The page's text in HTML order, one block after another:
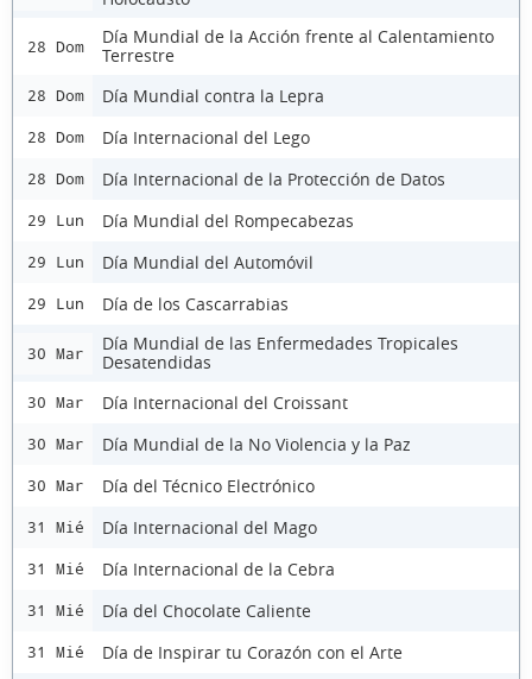
28 Dom
Día Mundial de la Acción frente al Calentamiento
Terrestre
28 Dom Día Mundial contra la Lepra
28 Dom Día Internacional del Lego
28 Dom Día Internacional de la Protección de Datos
29 Lun Día Mundial del Rompecabezas
29 Lun Día Mundial del Automóvil
29 Lun Día de los Cascarrabias
30 Mar
Día Mundial de las Enfermedades Tropicales
Desatendidas
30 Mar Día Internacional del Croissant
30 Mar Día Mundial de la No Violencia y la Paz
30 Mar Día del Técnico Electrónico
31 Mié Día Internacional del Mago
31 Mié Día Internacional de la Cebra
31 Mié Día del Chocolate Caliente
31 Mié Día de Inspirar tu Corazón con el Arte